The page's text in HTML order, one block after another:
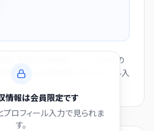
情報は会員限定です
プロフィール入力で見られま
す。
・係長・非役職者）と、この会社の
値です。会員登録とプロフィール入